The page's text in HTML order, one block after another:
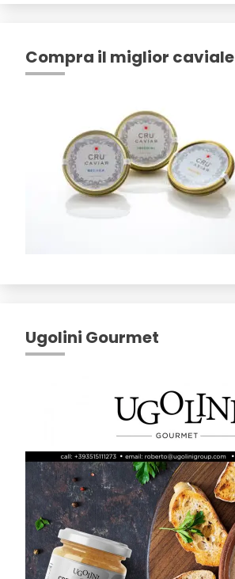
Compra il miglior caviale
Ugolini Gourmet